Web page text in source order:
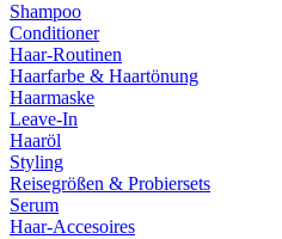
Shampoo
Conditioner
Haar-Routinen
Haarfarbe & Haartönung
Haarmaske
Leave-In
Haaröl
Styling
Reisegrößen & Probiersets
Serum
Haar-Accesoires